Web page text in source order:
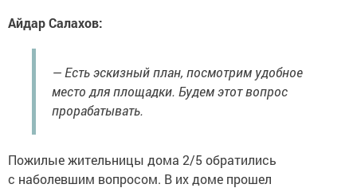
Айдар Салахов:
— Есть эскизный план, посмотрим удобное
место для площадки. Будем этот вопрос
прорабатывать.
Пожилые жительницы дома 2/5 обратились
с наболевшим вопросом. В их доме прошел